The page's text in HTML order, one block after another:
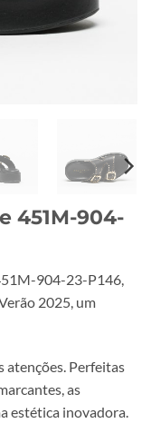
451M-904-
904-23-P146,
2025, um
atenções. Perfeitas
as
estética inovadora.